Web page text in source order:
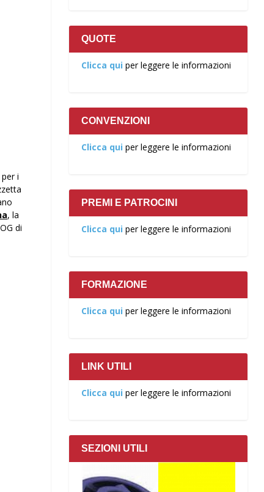
i
, la
di
QUOTE
Clicca qui per leggere le informazioni
CONVENZIONI
Clicca qui per leggere le informazioni
PREMI E PATROCINI
Clicca qui per leggere le informazioni
FORMAZIONE
Clicca qui per leggere le informazioni
LINK UTILI
Clicca qui per leggere le informazioni
SEZIONI UTILI